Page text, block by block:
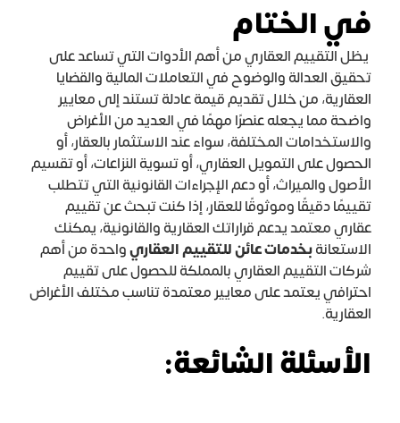
في الختام
يظل التقييم العقاري من أهم الأدوات التي تساعد على
تحقيق العدالة والوضوح في التعاملات المالية والقضايا
العقارية، من خلال تقديم قيمة عادلة تستند إلى معايير
واضحة مما يجعله عنصرًا مهمًا في العديد من الأغراض
والاستخدامات المختلفة، سواء عند الاستثمار بالعقار، أو
الحصول على التمويل العقاري، أو تسوية النزاعات، أو تقسيم
الأصول والميراث، أو دعم الإجراءات القانونية التي تتطلب
تقييمًا دقيقًا وموثوقًا للعقار، إذا كنت تبحث عن تقييم
عقاري معتمد يدعم قراراتك العقارية والقانونية، يمكنك
الاستعانةبخدمات عائن للتقييم العقاريواحدة من أهم
شركات التقييم العقاري بالمملكة للحصول على تقييم
احترافي يعتمد على معايير معتمدة تناسب مختلف الأغراض
العقارية.
الأسئلة الشائعة: